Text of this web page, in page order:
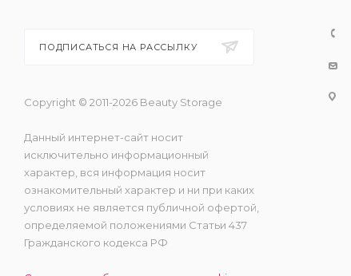
ПОДПИСАТЬСЯ НА РАССЫЛКУ
Copyright © 2011-2026 Beauty Storage
Данный интернет-сайт носит
исключительно информационный
характер, вся информация носит
ознакомительный характер и ни при каких
условиях не является публичной офертой,
определяемой положениями Статьи 437
Гражданского кодекса РФ